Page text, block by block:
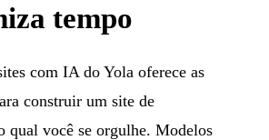
tempo
com IA do Yola oferece as
construir um site de
qual você se orgulhe. Modelos